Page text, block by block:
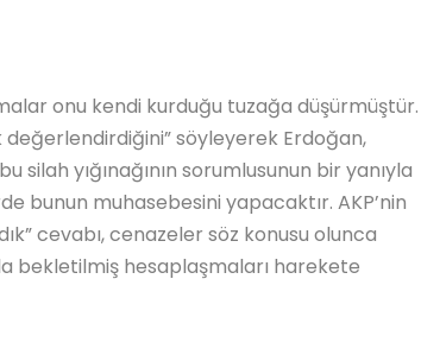
onu kendi kurduğu tuzağa düşürmüştür.
değerlendirdiğini” söyleyerek Erdoğan,
silah yığınağının sorumlusunun bir yanıyla
bunun muhasebesini yapacaktır. AKP’nin
cevabı, cenazeler söz konusu olunca
bekletilmiş hesaplaşmaları harekete